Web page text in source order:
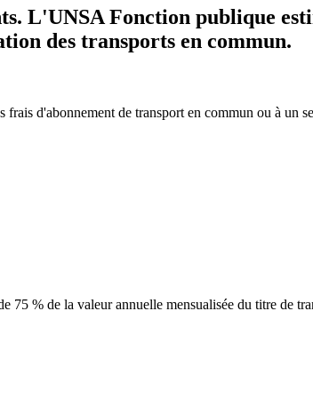
L'UNSA Fonction publique
des transports en commun.
d'abonnement de transport en commun ou à un
75 % de la valeur annuelle mensualisée du titre de